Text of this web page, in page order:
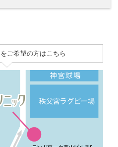
ご希望の方はこちら